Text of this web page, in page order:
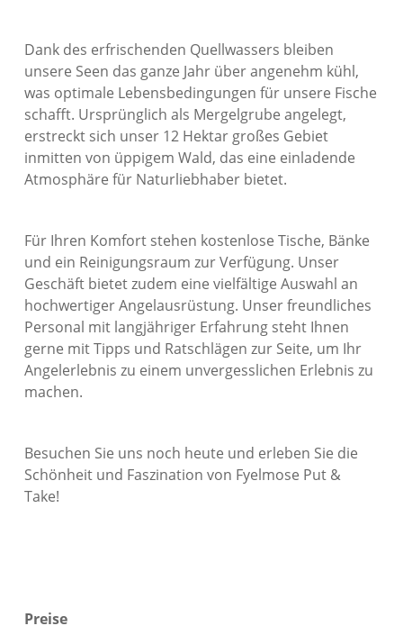
Dank des erfrischenden Quellwassers bleiben
unsere Seen das ganze Jahr über angenehm kühl,
was optimale Lebensbedingungen für unsere Fische
schafft. Ursprünglich als Mergelgrube angelegt,
erstreckt sich unser 12 Hektar großes Gebiet
inmitten von üppigem Wald, das eine einladende
Atmosphäre für Naturliebhaber bietet.
Für Ihren Komfort stehen kostenlose Tische, Bänke
und ein Reinigungsraum zur Verfügung. Unser
Geschäft bietet zudem eine vielfältige Auswahl an
hochwertiger Angelausrüstung. Unser freundliches
Personal mit langjähriger Erfahrung steht Ihnen
gerne mit Tipps und Ratschlägen zur Seite, um Ihr
Angelerlebnis zu einem unvergesslichen Erlebnis zu
machen.
Besuchen Sie uns noch heute und erleben Sie die
Schönheit und Faszination von Fyelmose Put &
Take!
Preise